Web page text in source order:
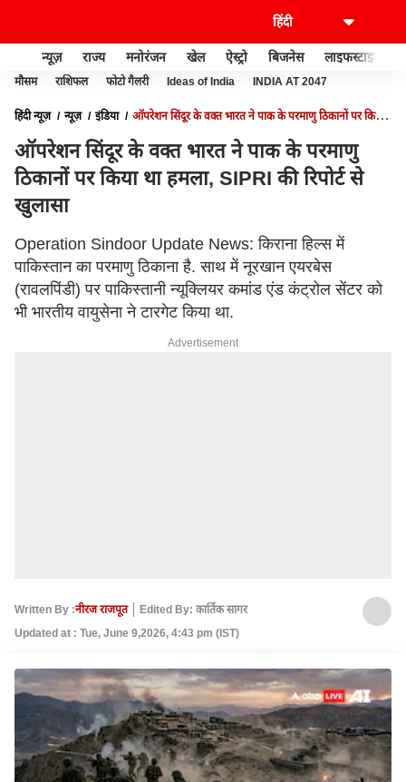
न्यूज़ राज्य मनोरंजन खेल ऐस्ट्रो बिजनेस लाइफस्टाइल
मौसम राशिफल फोटो गैलरी Ideas of India INDIA AT 2047
हिंदी न्यूज़ न्यूज़ इंडिया
ऑपरेशन सिंदूर के वक्त भारत ने पाक के परमाणु ठिकानों पर किया
ऑपरेशन सिंदूर के वक्त भारत ने पाक के परमाणु
ठिकानों पर किया था हमला, SIPRI की रिपोर्ट से
खुलासा
Operation Sindoor Update News: किराना हिल्स में
पाकिस्तान का परमाणु ठिकाना है. साथ में नूरखान एयरबेस
(रावलपिंडी) पर पाकिस्तानी न्यूक्लियर कमांड एंड कंट्रोल सेंटर को
भी भारतीय वायुसेना ने टारगेट किया था.
Advertisement
Written By :नीरज राजपूत
Edited By: कार्तिक सागर
Updated at : Tue, June 9,2026, 4:43 pm (IST)